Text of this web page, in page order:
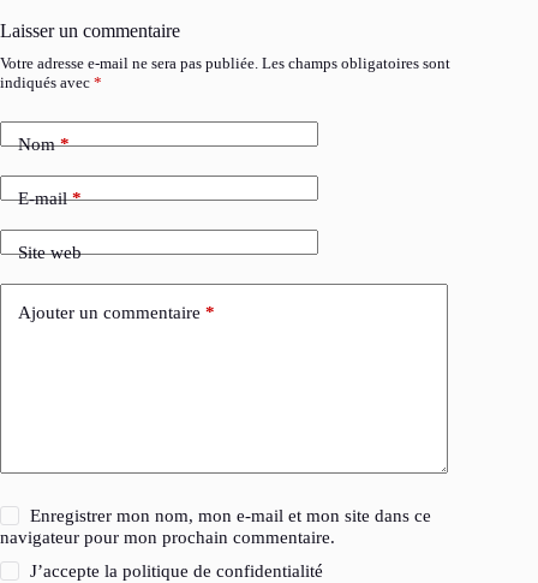
Laisser un commentaire
Votre adresse e-mail ne sera pas publiée. Les champs obligatoires sont
indiqués avec *
Nom*
E-mail*
Site web
Ajouter un commentaire *
Enregistrer mon nom, mon e-mail et mon site dans ce
navigateur pour mon prochain commentaire.
J’accepte lapolitique de confidentialité